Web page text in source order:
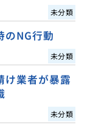
未分類
のNG行動
未分類
け業者が暴露
未分類